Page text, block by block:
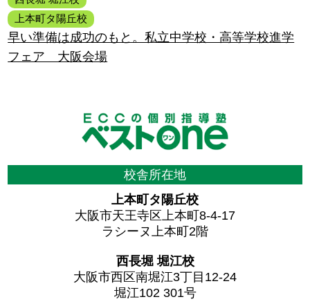
上本町タ陽丘校
早い準備は成功のもと。私立中学校・高等学校進学
フェア 大阪会場
校舎所在地
上本町タ陽丘校
大阪市天王寺区上本町8-4-17
ラシーヌ上本町2階
西長堀 堀江校
大阪市西区南堀江3丁目12-24
堀江102 301号